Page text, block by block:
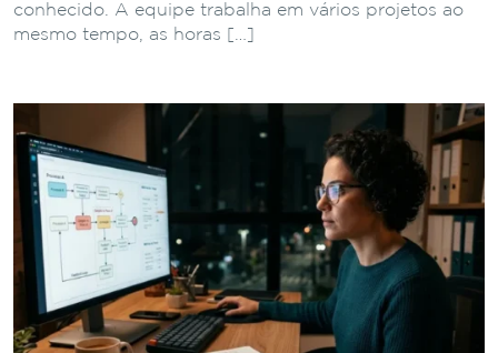
conhecido. A equipe trabalha em vários projetos ao
mesmo tempo, as horas […]